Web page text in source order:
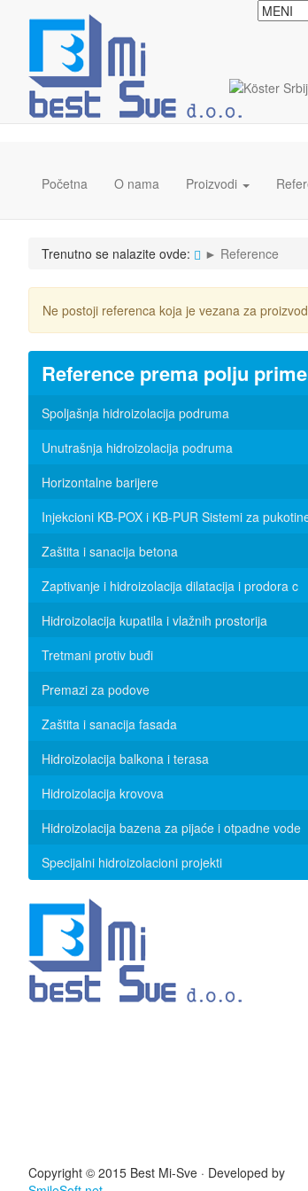
Početna O nama Proizvodi
Trenutno se nalazite ovde: ► Reference
Ne postoji referenca koja je vezana za proizvod
Reference prema polju
Spoljašnja hidroizolacija podruma
Unutrašnja hidroizolacija podruma
Horizontalne barijere
Injekcioni KB-POX i KB-PUR Sistemi za
Zaštita i sanacija betona
Zaptivanje i hidroizolacija dilatacija i prodora c
Hidroizolacija kupatila i vlažnih prostorija
Tretmani protiv buđi
Premazi za podove
Zaštita i sanacija fasada
Hidroizolacija balkona i terasa
Hidroizolacija krovova
Hidroizolacija bazena za pijaće i otpadne vode
Specijalni hidroizolacioni projekti
Copyright © 2015 Best Mi-Sve · Developed by